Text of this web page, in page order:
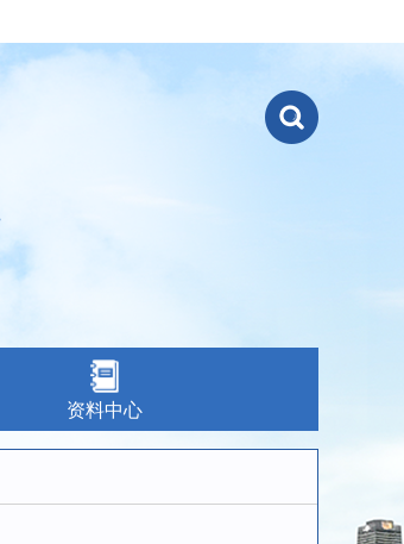
资料中心